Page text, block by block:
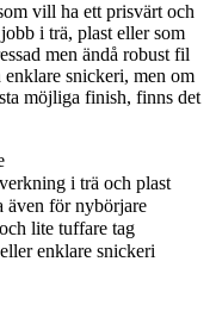
vill ha ett prisvärt och
i trä, plast eller som
men ändå robust fil
snickeri, men om
möjliga finish, finns det
i trä och plast
även för nybörjare
lite tuffare tag
enklare snickeri